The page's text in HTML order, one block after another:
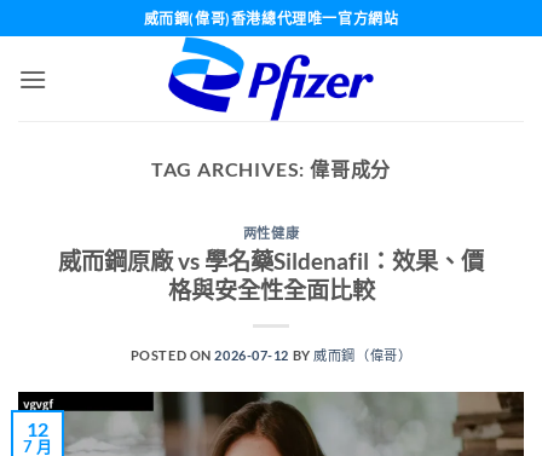
content
威而鋼(偉哥)香港總代理唯一官方網站
TAG ARCHIVES: 偉哥成分
两性健康
威而鋼原廠 vs 學名藥Sildenafil：效果、價
格與安全性全面比較
POSTED ON2026-07-12 BY 威而鋼（偉哥）
12
7 月